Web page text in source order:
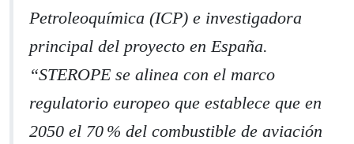
Petroleoquímica (ICP) e investigadora
principal del proyecto en España.
“STEROPE se alinea con el marco
regulatorio europeo que establece que en
2050 el 70 % del combustible de aviación